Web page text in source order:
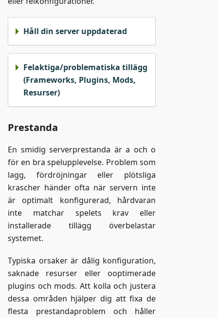
Håll din server uppdaterad
Felaktiga/problematiska tillägg
(Frameworks, Plugins, Mods,
Resurser)
Prestanda
En smidig serverprestanda är a och o
för en bra spelupplevelse. Problem som
lagg, fördröjningar eller plötsliga
krascher händer ofta när servern inte
är optimalt konfigurerad, hårdvaran
inte matchar spelets krav eller
installerade tillägg överbelastar
systemet.
Typiska orsaker är dålig konfiguration,
saknade resurser eller ooptimerade
plugins och mods. Att kolla och justera
dessa områden hjälper dig att fixa de
flesta prestandaproblem och håller